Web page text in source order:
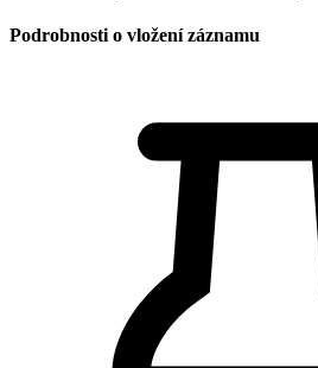
Podrobnosti o vložení záznamu